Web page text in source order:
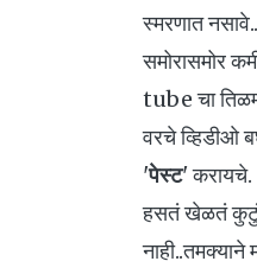
स्मरणात
समोरासमोर
tube चा
वरचे व्हिडीओ
'पेस्ट' करायचे.
हसतं खेळतं